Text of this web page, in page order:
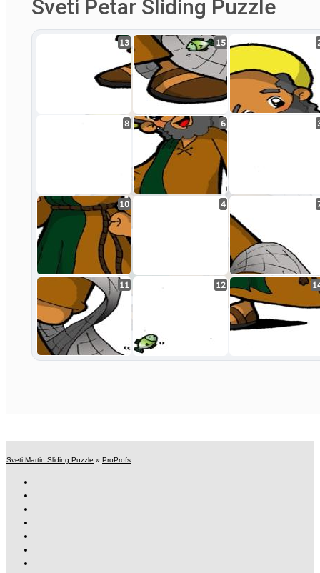
Sveti Martin Sliding Puzzle » ProProfs